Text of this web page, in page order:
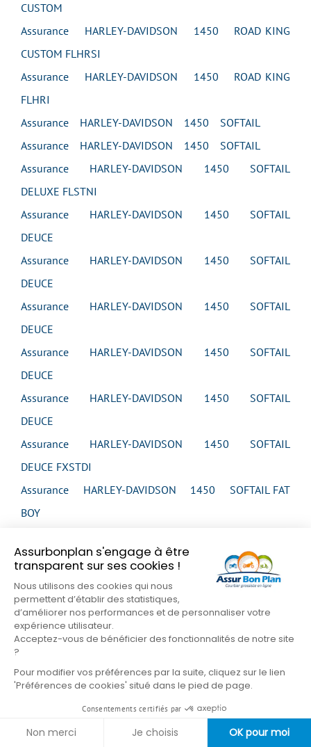
Assurbonplan s'engage à être
transparent sur ses cookies !
Nous utilisons des cookies qui nous
permettent d’établir des statistiques,
d’améliorer nos performances et de personnaliser votre
expérience utilisateur.
Acceptez-vous de bénéficier des fonctionnalités de notre site
?
Pour modifier vos préférences par la suite, cliquez sur le lien
'Préférences de cookies' situé dans le pied de page.
Consentements certifiés par
Non merci Je choisis OK pour moi
CUSTOM
Assurance HARLEY-DAVIDSON 1450 ROAD KING
CUSTOM FLHRSI
Assurance HARLEY-DAVIDSON 1450 ROAD KING
FLHRI
Assurance HARLEY-DAVIDSON 1450 SOFTAIL
Assurance HARLEY-DAVIDSON 1450 SOFTAIL
Assurance HARLEY-DAVIDSON 1450 SOFTAIL
DELUXE FLSTNI
Assurance HARLEY-DAVIDSON 1450 SOFTAIL
DEUCE
Assurance HARLEY-DAVIDSON 1450 SOFTAIL
DEUCE
Assurance HARLEY-DAVIDSON 1450 SOFTAIL
DEUCE
Assurance HARLEY-DAVIDSON 1450 SOFTAIL
DEUCE
Assurance HARLEY-DAVIDSON 1450 SOFTAIL
DEUCE
Assurance HARLEY-DAVIDSON 1450 SOFTAIL
DEUCE FXSTDI
Assurance HARLEY-DAVIDSON 1450 SOFTAIL FAT
BOY
BOY
Assurance HARLEY-DAVIDSON 1450 SOFTAIL FAT
BOY
Assurance HARLEY-DAVIDSON 1450 SOFTAIL FAT
Assurance HARLEY-DAVIDSON 1450 SOFTAIL FAT
Assurance HARLEY-DAVIDSON 1450 SOFTAIL FAT